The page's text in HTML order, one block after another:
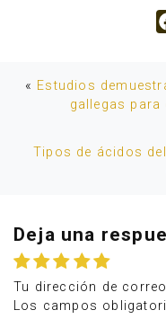
« Estudios
gallegas
Tipos de ácidos
Deja una
Tu dirección de
Los campos